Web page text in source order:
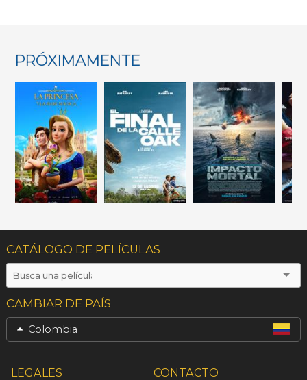
PRÓXIMAMENTE
CATÁLOGO DE PELÍCULAS
CAMBIAR DE PAÍS
Colombia
LEGALES CONTACTO